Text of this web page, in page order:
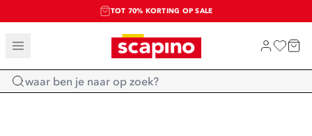
TOT 70% KORTING OP SALE
SALE: LAATSTE KANS!
SHOP NIEUW
Home